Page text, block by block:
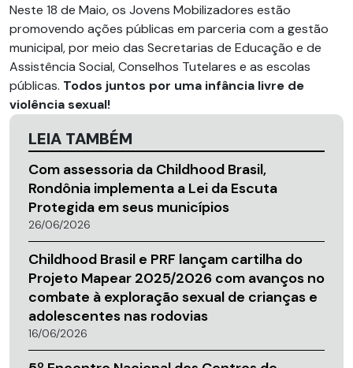
Neste 18 de Maio, os Jovens Mobilizadores estão
promovendo ações públicas em parceria com a gestão
municipal, por meio das Secretarias de Educação e de
Assistência Social, Conselhos Tutelares e as escolas
públicas. Todos juntos por uma infância livre de
violência sexual!
LEIA TAMBÉM
Com assessoria da Childhood Brasil,
Rondônia implementa a Lei da Escuta
Protegida em seus municípios
26/06/2026
Childhood Brasil e PRF lançam cartilha do
Projeto Mapear 2025/2026 com avanços no
combate à exploração sexual de crianças e
adolescentes nas rodovias
16/06/2026